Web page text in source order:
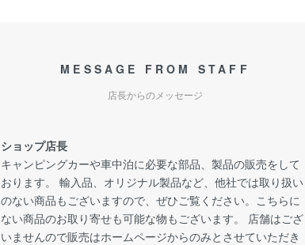
MESSAGE FROM STAFF
店長からのメッセージ
ショップ店長
キャンピングカーや車中泊に必要な部品、製品の販売をして
おります。 輸入品、オリジナル製品など、他社では取り扱い
のない商品もございますので、ぜひご覧ください。こちらに
ない商品のお取り寄せも可能な物もございます。 店舗はござ
いませんので販売はホームページからのみとさせていただき